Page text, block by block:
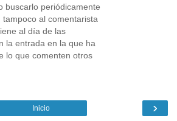
buscarlo periódicamente
al comentarista
al día de las
la entrada en la que ha
lo que comenten otros
›
Inicio